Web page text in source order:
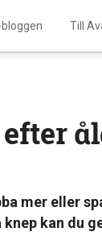
bloggen Till
mer eller
kan du